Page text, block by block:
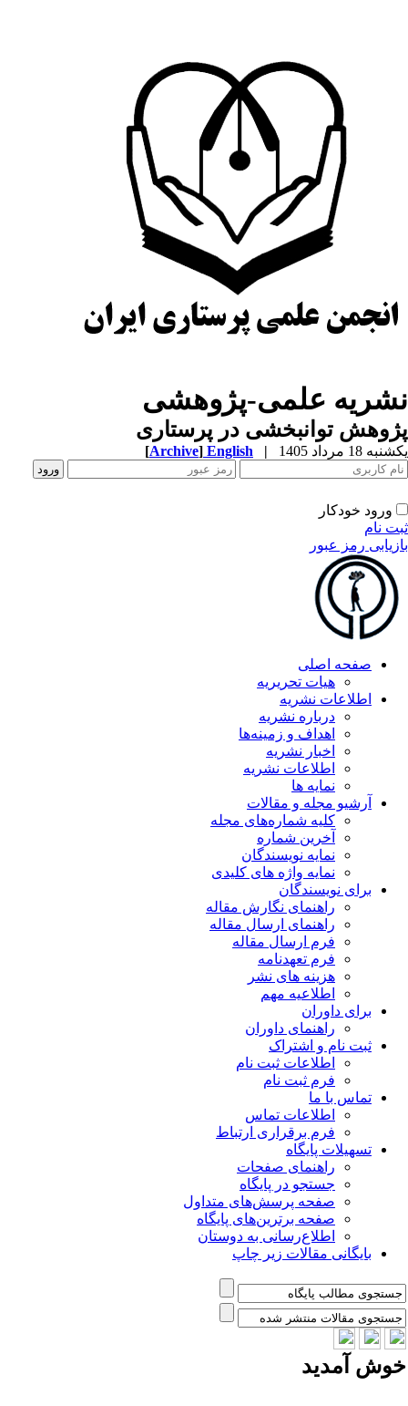
علمی-پژوهشی
توانبخشی در پرستاری
18 مرداد 1405 |
English
[Archive]
ورود خودکار
نام
رمز عبور
صفحه اصلی
هیات تحریریه
اطلاعات نشریه
درباره نشریه
اهداف و زمینه‌ها
اخبار نشریه
اطلاعات نشریه
نمایه ها
آرشیو مجله و مقالات
کلیه شماره‌های مجله
آخرین شماره
نمایه نویسندگان
نمایه واژه های کلیدی
برای نویسندگان
راهنمای نگارش مقاله
راهنمای ارسال مقاله
فرم ارسال مقاله
فرم تعهدنامه
هزینه های نشر
اطلاعیه مهم
برای داوران
راهنمای داوران
ثبت نام و اشتراک
اطلاعات ثبت نام
فرم ثبت نام
تماس با ما
اطلاعات تماس
فرم برقراری ارتباط
تسهیلات پایگاه
راهنمای صفحات
جستجو در پایگاه
صفحه پرسش‌های متداول
صفحه برترین‌های پایگاه
اطلاع‌رسانی به دوستان
بایگانی مقالات زیر چاپ
آمدید